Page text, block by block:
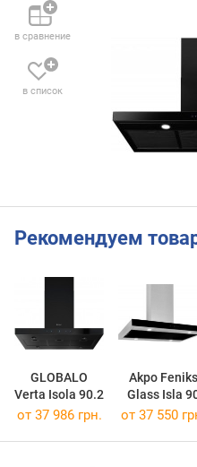
в сравнение
в список
Рекомендуем
GLOBALO
Verta Isola 90.2
Akpo Feniks
Glass Isla
от 37 986 грн. от 37 550